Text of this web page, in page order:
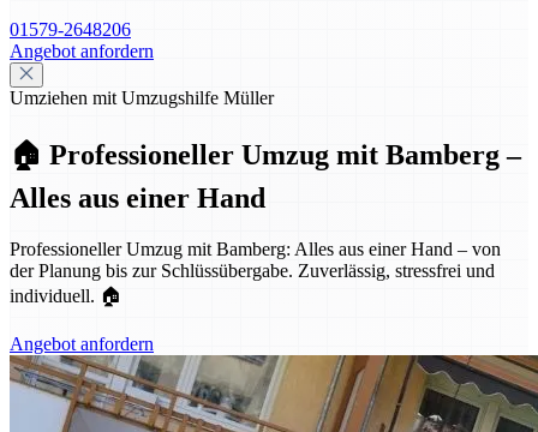
01579-2648206
Angebot anfordern
Umziehen mit Umzugshilfe Müller
🏠 Professioneller Umzug mit Bamberg –
Alles aus einer Hand
Professioneller Umzug mit Bamberg: Alles aus einer Hand – von
der Planung bis zur Schlüssübergabe. Zuverlässig, stressfrei und
individuell. 🏠
Angebot anfordern